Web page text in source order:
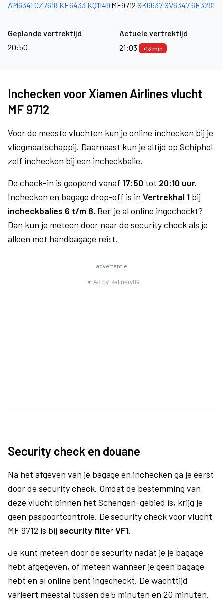
AM6341 CZ7618 KE6433 KQ1149 MF9712 SK6637 SV63476E3281
Geplande vertrektijd
20:50
Actuele vertrektijd
21:03
+13 min
Inchecken voor Xiamen Airlines vlucht
MF 9712
Voor de meeste vluchten kun je online inchecken bij je
vliegmaatschappij. Daarnaast kun je altijd op Schiphol
zelf inchecken bij een incheckbalie.
De check-in is geopend vanaf 17:50 tot 20:10 uur.
Inchecken en bagage drop-off is in Vertrekhal 1 bij
incheckbalies 6 t/m 8. Ben je al online ingecheckt?
Dan kun je meteen door naar de security check als je
alleen met handbagage reist.
advertentie
▼ Ad by Refinery89
Security check en douane
Na het afgeven van je bagage en inchecken ga je eerst
door de security check. Omdat de bestemming van
deze vlucht binnen het Schengen-gebied is, krijg je
geen paspoortcontrole. De security check voor vlucht
MF 9712 is bij security filter VF1.
Je kunt meteen door de security nadat je je bagage
hebt afgegeven, of meteen wanneer je geen bagage
hebt en al online bent ingecheckt. De wachttijd
varieert meestal tussen de 5 minuten en 20 minuten.